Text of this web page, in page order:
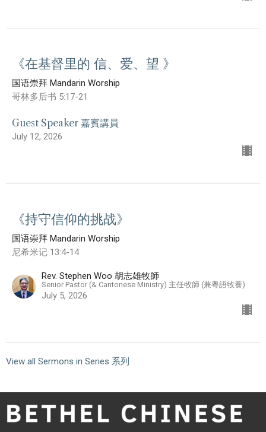
《在基督里的 信、爱、望 》
国语崇拜 Mandarin Worship
哥林多后书 5:17-21
Guest Speaker 嘉賓講員
July 12, 2026
《持守信仰的挑战》
国语崇拜 Mandarin Worship
尼希米记 13:4-14
Rev. Stephen Woo 胡志雄牧師
Senior Pastor (& Cantonese Ministry) 主任牧師 (兼粵語牧養)
July 5, 2026
View all Sermons in Series 系列